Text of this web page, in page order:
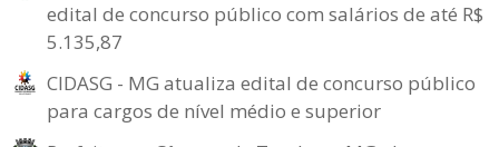
edital de concurso público com salários de até R$
5.135,87
CIDASG - MG atualiza edital de concurso público
para cargos de nível médio e superior